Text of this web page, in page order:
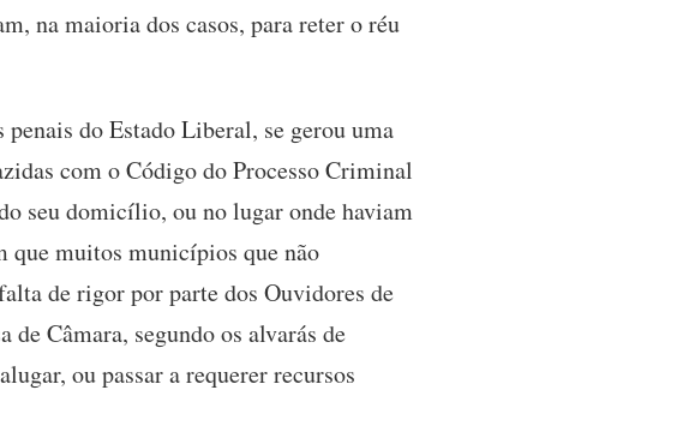
na maioria dos casos, para reter o réu
do Estado Liberal, se gerou uma
com o Código do Processo Criminal
seu domicílio, ou no lugar onde haviam
que muitos municípios que não
de rigor por parte dos Ouvidores de
Câmara, segundo os alvarás de
ou passar a requerer recursos